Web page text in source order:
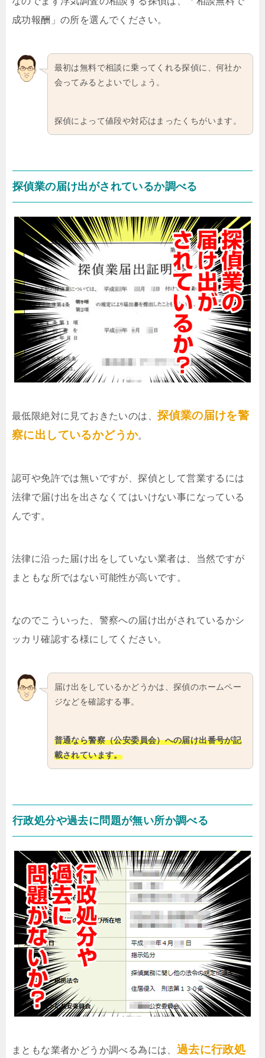
成功報酬」の所を選んでください。
最初は無料で相談に乗ってくれる探偵に、何社か
会ってみるとよいでしょう。
探偵によって値段や対応はまったくちがいます。
探偵業の届け出がされているか調べる
最低限絶対に見ておきたいのは、 探偵業の届けを警
察に出しているかどうか。
認可や免許では無いですが、探偵として営業するには
法律で届け出を出さなくてはいけない事になっている
んです。
法律に沿った届け出をしていない業者は、当然ですが
まともな所ではない可能性が高いです。
なのでこういった、警察への届け出がされているかシ
ッカリ確認する様にしてください。
届け出をしているかどうかは、探偵のホームペー
ジなどを確認する事。
普通なら警察（公安委員会）への届け出番号が記
載されています。
行政処分や過去に問題が無い所か調べる
まともな業者かどうか調べる為には、 過去に行政処